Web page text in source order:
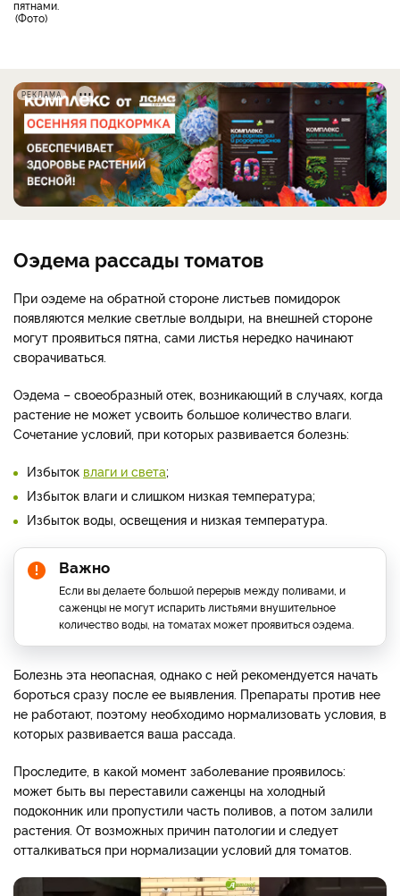
пятнами.
Фото
РЕКЛАМА
Оэдема рассады томатов
При оэдеме на обратной стороне листьев помидорок
появляются мелкие светлые волдыри, на внешней стороне
могут проявиться пятна, сами листья нередко начинают
сворачиваться.
Оэдема – своеобразный отек, возникающий в случаях, когда
растение не может усвоить большое количество влаги.
Сочетание условий, при которых развивается болезнь:
Избыток влаги и света;
Избыток влаги и слишком низкая температура;
Избыток воды, освещения и низкая температура.
Важно
Если вы делаете большой перерыв между поливами, и
саженцы не могут испарить листьями внушительное
количество воды, на томатах может проявиться оэдема.
Болезнь эта неопасная, однако с ней рекомендуется начать
бороться сразу после ее выявления. Препараты против нее
не работают, поэтому необходимо нормализовать условия, в
которых развивается ваша рассада.
Проследите, в какой момент заболевание проявилось:
может быть вы переставили саженцы на холодный
подоконник или пропустили часть поливов, а потом залили
растения. От возможных причин патологии и следует
отталкиваться при нормализации условий для томатов.